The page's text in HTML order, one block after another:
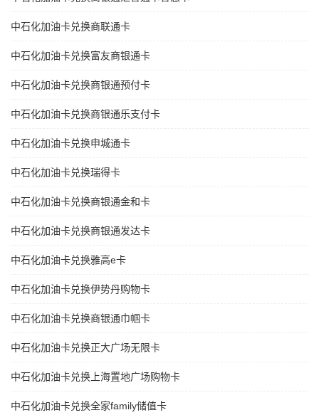
中石化加油卡兑换商联通卡
中石化加油卡兑换富友商银通卡
中石化加油卡兑换商银通预付卡
中石化加油卡兑换商银通乐支付卡
中石化加油卡兑换申城通卡
中石化加油卡兑换瑞得卡
中石化加油卡兑换商银通金和卡
中石化加油卡兑换商银通发达卡
中石化加油卡兑换雅高e卡
中石化加油卡兑换伊势丹购物卡
中石化加油卡兑换商银通巾帼卡
中石化加油卡兑换正大广场无限卡
中石化加油卡兑换上海置地广场购物卡
中石化加油卡兑换全家family储值卡